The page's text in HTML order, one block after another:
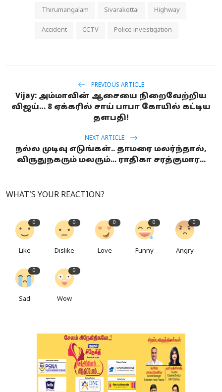
Thirumangalam Sivarakottai Highway
Accident CCTV Police investigation
PREVIOUS ARTICLE
Vijay: அம்மாவின் ஆசையை நிறைவேற்றிய
விஜய்… 8 ஏக்கரில் சாய் பாபா கோயில் கட்டிய
தளபதி!
NEXT ARTICLE
நல்ல முடிவு எடுங்கள்.. தாமரை மலர்ந்தால்,
விருதுநகரும் மலரும்... ராதிகா சரத்குமார...
WHAT'S YOUR REACTION?
0
Like
0
Dislike
0
Love
0
Funny
0
Angry
0
Sad
0
Wow